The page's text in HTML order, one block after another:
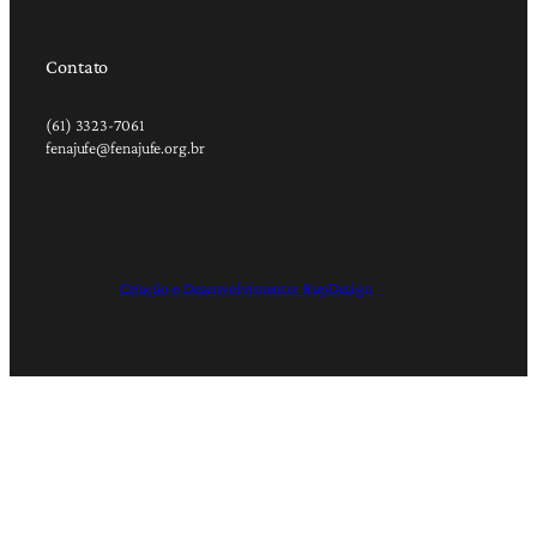
Contato
(61) 3323-7061
fenajufe@fenajufe.org.br
Criação e Desenvolvimento: RapDesign